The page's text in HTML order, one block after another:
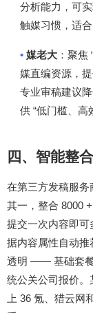
分析能力，可
触媒习惯，适
• 媒老大 ：聚焦
媒直编资源，
专业审稿建议
供 “低门槛、高
四、智能整
在第三方发稿服务
其一，整合 8000 +
提交一次内容即可
据内容属性自动推
透明 —— 基础套
统公关公司报价。
上 36 氪、猎云网